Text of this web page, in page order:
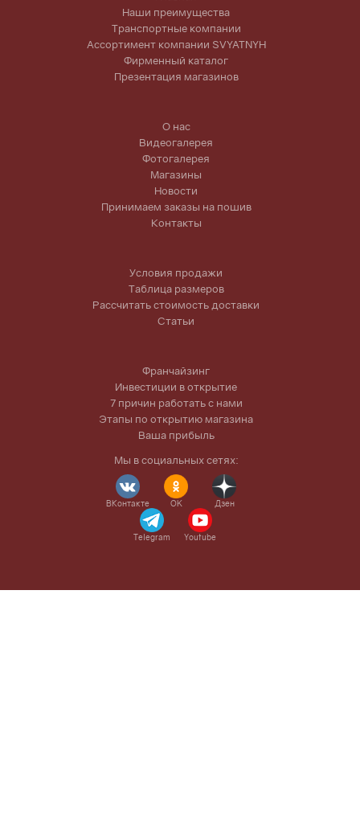
Наши преимущества
Транспортные компании
Ассортимент компании SVYATNYH
Фирменный каталог
Презентация магазинов
О нас
Видеогалерея
Фотогалерея
Магазины
Новости
Принимаем заказы на пошив
Контакты
Условия продажи
Таблица размеров
Рассчитать стоимость доставки
Статьи
Франчайзинг
Инвестиции в открытие
7 причин работать с нами
Этапы по открытию магазина
Ваша прибыль
Мы в социальных сетях:
ВКонтакте OK Дзен
Telegram Youtube